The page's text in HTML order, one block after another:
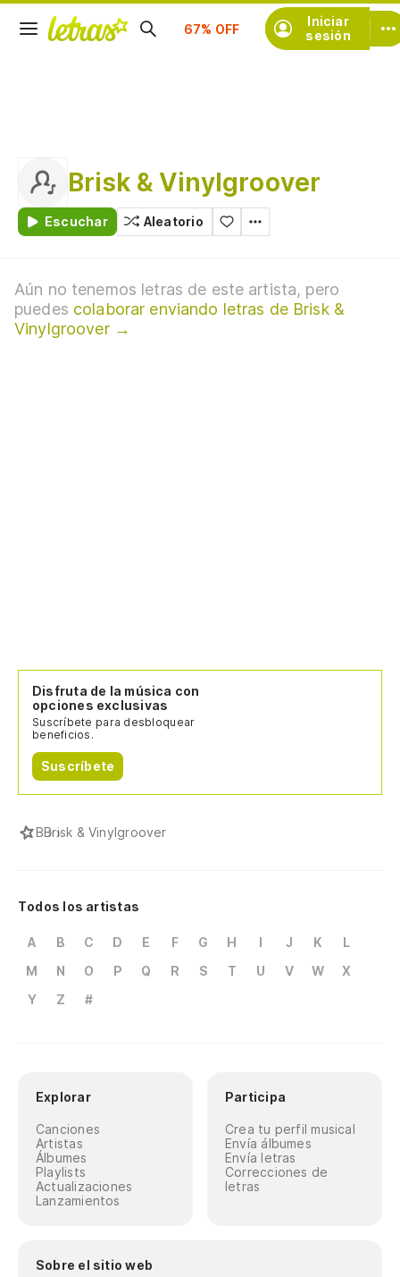
Iniciar
sesión
Suscríbete
Brisk & Vinylgroover
Escuchar Aleatorio
Aún no tenemos letras de este artista, pero
puedes colaborar enviando letras de Brisk &
Vinylgroover →
Disfruta de la música con
opciones exclusivas
Suscríbete para desbloquear
beneficios.
Suscríbete
BBrisk & Vinylgroover
Todos los artistas
A B C D E F G H I J K
L
M
N O P Q R S T U V W
X
Y
Z #
Explorar
Canciones
Artistas
Álbumes
Playlists
Actualizaciones
Lanzamientos
Participa
Crea tu perfil musical
Envía álbumes
Envía letras
Correcciones de
letras
Sobre el sitio web